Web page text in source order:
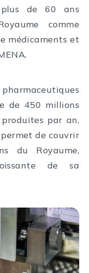
de 60 ans
comme
médicaments et
pharmaceutiques
de 450 millions
par an,
de couvrir
du Royaume,
de sa